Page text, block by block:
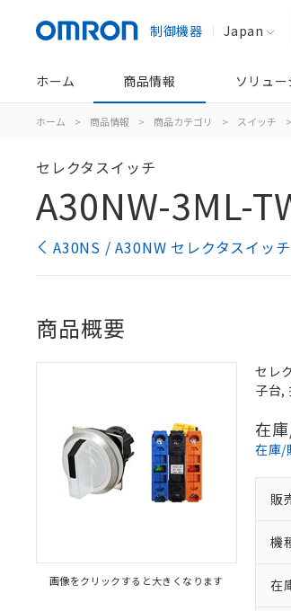
制御機器 Japan
ホーム 商品情報 ソリュ
ホーム > 商品情報 > 商品カテゴリ > スイッチ >
セレクタスイッチ
A30NW-3ML-
A30NS / A30NW セレクタスイッ
商品概要
画像をクリックすると大きくなります
セレ
子台,
在
在庫/
販
機
在